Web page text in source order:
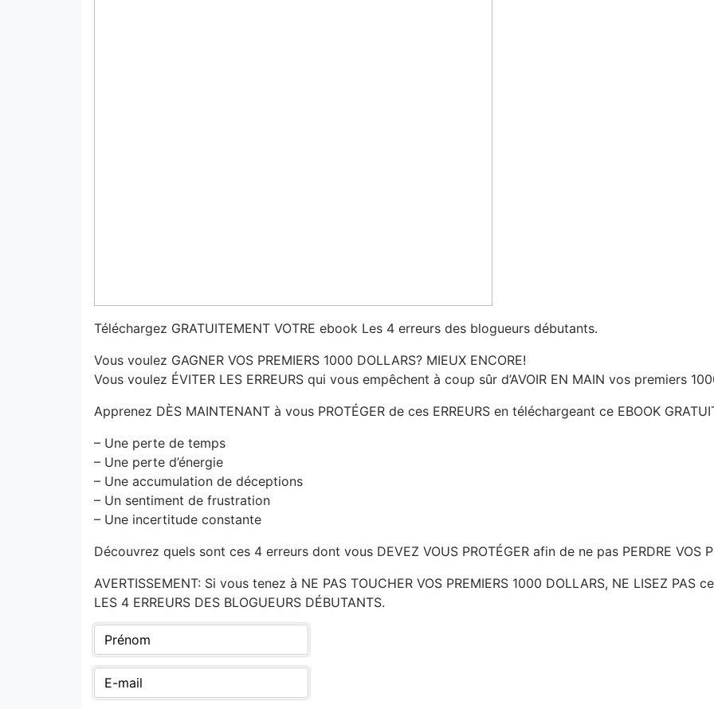
Téléchargez GRATUITEMENT VOTRE ebook Les 4 erreurs des blogueurs débutants.
Vous voulez GAGNER VOS PREMIERS 1000 DOLLARS? MIEUX ENCORE!
Vous voulez ÉVITER LES ERREURS qui vous empêchent à coup sûr d’AVOIR EN MAIN vos premiers
Apprenez DÈS MAINTENANT à vous PROTÉGER de ces ERREURS en téléchargeant ce EBOOK
– Une perte de temps
– Une perte d’énergie
– Une accumulation de déceptions
– Un sentiment de frustration
– Une incertitude constante
Découvrez quels sont ces 4 erreurs dont vous DEVEZ VOUS PROTÉGER afin de ne pas PERDRE VOS
AVERTISSEMENT: Si vous tenez à NE PAS TOUCHER VOS PREMIERS 1000 DOLLARS, NE LISEZ PAS
LES 4 ERREURS DES BLOGUEURS DÉBUTANTS.